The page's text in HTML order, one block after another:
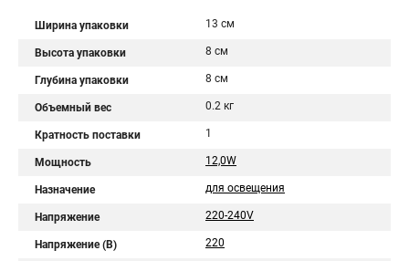
Ширина упаковки 13 см
Высота упаковки 8 см
Глубина упаковки 8 см
Объемный вес 0.2 кг
Кратность поставки 1
Мощность 12,0W
Назначение для освещения
Напряжение 220-240V
Напряжение (В) 220